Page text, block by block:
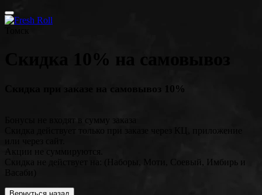
Скидка 10% на самовывоз
Скидка при заказе на самовывоз 10%
Бонусы не входят в сумму заказа
Скидка действует только при заказе через КЦ, приложение
Скидка не действует на: (Наборы, Моти, Соевый, Имбирь и